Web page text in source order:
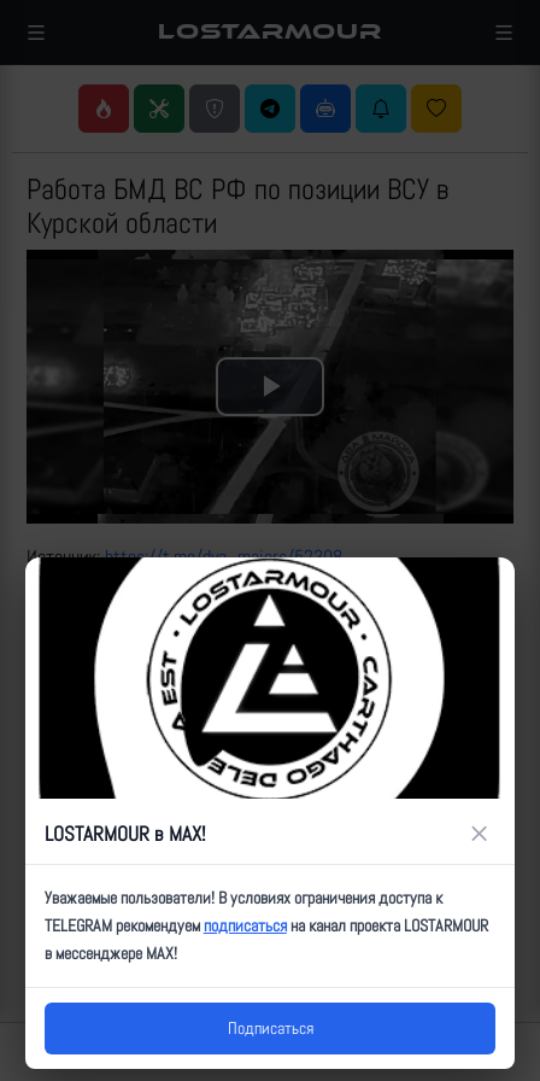
LOSTARMOUR
Работа БМД ВС РФ по позиции ВСУ в
Курской области
Play
Video
Источник:https://t.me/dva_majors/52308
| Автор: Артем| Дата: 2024-09-12| Просмотров: 1914
_КоП
Популярные за сегодня видео
Lostarmour | Carthago Delenda Est | 2014-2026
LOSTARMOUR в MAX! ×
Уважаемые пользователи! В условиях ограничения доступа к
TELEGRAM рекомендуемподписатьсяна канал проекта LOSTARMOUR
в мессенджере MAX!
Подписаться